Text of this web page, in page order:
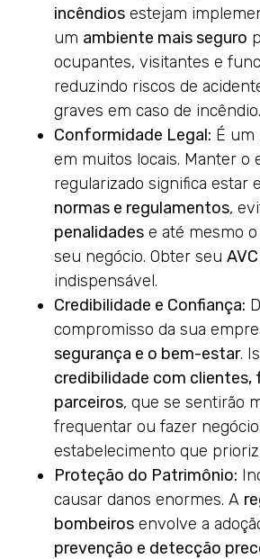
incêndios estejam
um ambiente mais seguro
ocupantes, visitantes e
reduzindo riscos de
graves em caso de incêndio.
Conformidade Legal: É um
em muitos locais. Manter o
regularizado significa estar
normas e regulamentos,
penalidades e até mesmo
seu negócio. Obter seu
indispensável.
Credibilidade e Confiança:
compromisso da sua
segurança e o bem-estar.
credibilidade com clientes,
parceiros, que se sentirão
frequentar ou fazer
estabelecimento que
Proteção do Patrimônio:
causar danos enormes. A
bombeiros envolve a
prevenção e detecção